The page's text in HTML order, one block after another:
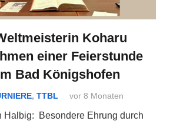
Koharu
einer Feierstunde
Bad Königshofen
, TTBL vor 8 Monaten
Halbig: Besondere Ehrung durch